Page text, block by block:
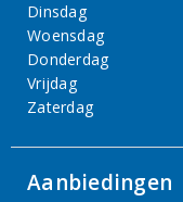
Dinsdag
Woensdag
Donderdag
Vrijdag
Zaterdag
Aanbiedingen